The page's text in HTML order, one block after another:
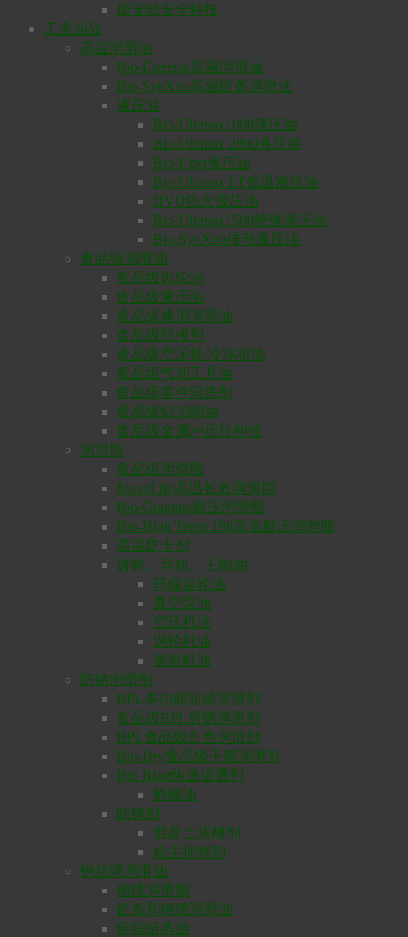
瑞安勃安全科技
工业油品
高温润滑油
Bio-Extreme高温润滑油
Bio-SynXtra高温链条润滑油
液压油
Bio-Ultimax1000液压油
Bio-Ultimax 2000液压油
Bio-Fleet液压油
Bio-Ultimax LT低温液压油
HVO防火液压油
Bio-Ultimax1500绝缘液压油
Bio-SynXtra传动液压油
食品级润滑油
食品级齿轮油
食品级液压油
食品级通用润滑油
食品级脱模剂
食品级空压机/冷冻机油
食品级气动工具油
食品级零件清洗剂
食品级铝切削油
食品级金属冲压拉伸油
润滑脂
食品级润滑脂
MaxxLife高温长效润滑脂
Bio-Graphite极压润滑脂
Bio-High Temp 180高温极压润滑脂
高温防卡剂
齿轮、导轨、主轴油
环保齿轮油
真空泵油
空压机油
涡轮机油
凿岩机油
防锈润滑剂
BPL多功能防锈润滑剂
食品级BPL防锈润滑剂
BPL食品级白色润滑剂
Bio-Dry食品级干膜润滑剂
Bio-Blast快速渗透剂
枪械油
防锈剂
混凝土脱模剂
粉尘抑制剂
钢丝绳润滑油
钢缆润滑脂
链条和钢缆润滑油
链锯链条油